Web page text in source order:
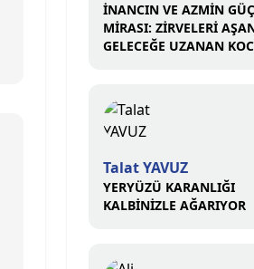
İNANCIN VE AZMİN
MİRASI: ZİRVELERİ
GELECEĞE UZANAN
Talat YAVUZ
YERYÜZÜ KARANLIĞI
KALBİNİZLE AĞARIYOR